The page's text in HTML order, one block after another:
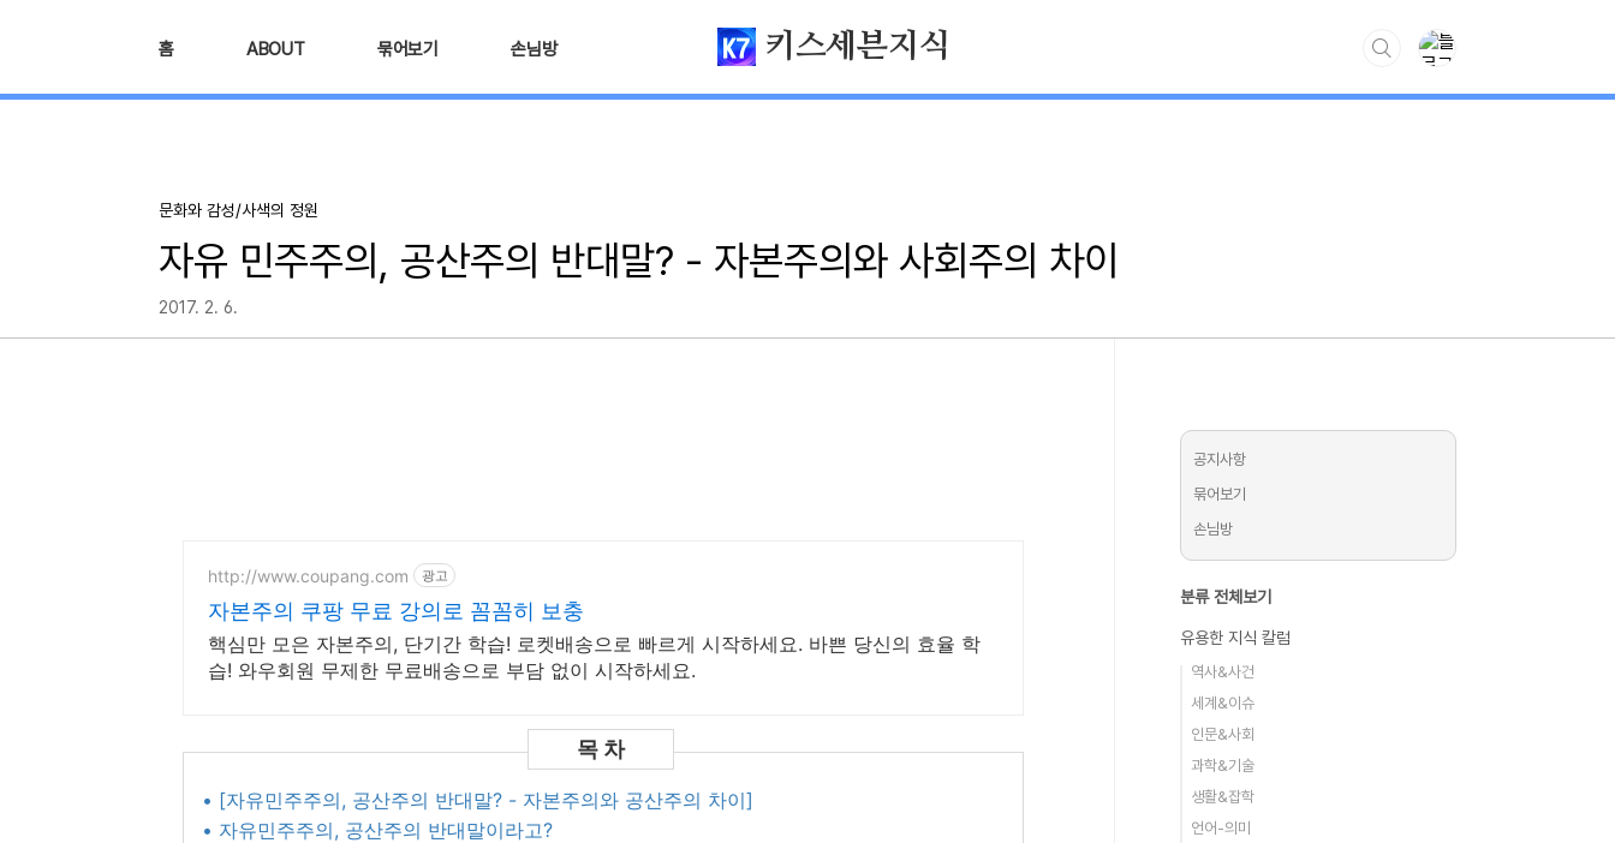
키스세븐지식
홈 ABOUT 묶어보기 손님방
문화와 감성/사색의 정원
자유 민주주의, 공산주의 반대말? - 자본주의와 사회주의 차이
2017. 2. 6.
http://www.coupang.com 광고
자본주의 쿠팡 무료 강의로 꼼꼼히 보충
핵심만 모은 자본주의, 단기간 학습! 로켓배송으로 빠르게 시작하세요. 바쁜 당신의 효율 학
습! 와우회원 무제한 무료배송으로 부담 없이 시작하세요.
• [자유민주주의, 공산주의 반대말? - 자본주의와 공산주의 차이]
• 자유민주주의, 공산주의 반대말이라고?
공지사항
묶어보기
손님방
분류 전체보기
유용한 지식 칼럼
역사&사건
세계&이슈
인문&사회
과학&기술
생활&잡학
언어-의미